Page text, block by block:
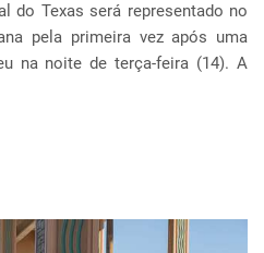
do Texas será representado no
pela primeira vez após uma
na noite de terça-feira (14). A